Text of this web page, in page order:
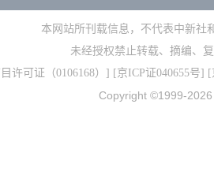
本网站所刊载信息，不代表中新社
未经授权禁止转载、摘编、
许可证（0106168） ] [京ICP证040655号] [
Copyright ©1999-